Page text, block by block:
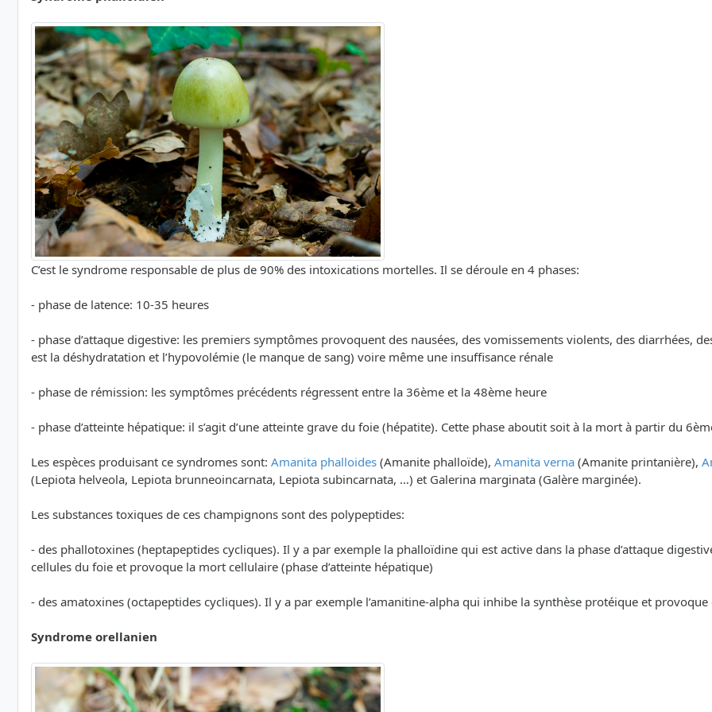
C’est le syndrome responsable de plus de 90% des intoxications mortelles. Il se déroule en 4 phases:
- phase de latence: 10-35 heures
- phase d’attaque digestive: les premiers symptômes provoquent des nausées, des vomissements violents, des diarrhées,
est la déshydratation et l’hypovolémie (le manque de sang) voire même une insuffisance rénale
- phase de rémission: les symptômes précédents régressent entre la 36ème et la 48ème heure
- phase d’atteinte hépatique: il s’agit d’une atteinte grave du foie (hépatite). Cette phase aboutit soit à la mort à partir du
Les espèces produisant ce syndromes sont: Amanita phalloides (Amanite phalloïde), Amanita verna (Amanite printanière),
(Lepiota helveola, Lepiota brunneoincarnata, Lepiota subincarnata, …) et Galerina marginata (Galère marginée).
Les substances toxiques de ces champignons sont des polypeptides:
- des phallotoxines (heptapeptides cycliques). Il y a par exemple la phalloïdine qui est active dans la phase d’attaque
cellules du foie et provoque la mort cellulaire (phase d’atteinte hépatique)
- des amatoxines (octapeptides cycliques). Il y a par exemple l’amanitine-alpha qui inhibe la synthèse protéique et
Syndrome orellanien